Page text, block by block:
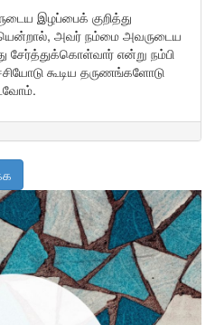
இழப்பைக் குறித்து
அவர் நம்மை அவருடைய
சேர்த்துக்கொள்வார் என்று நம்பி
கூடிய தருணங்களோடு